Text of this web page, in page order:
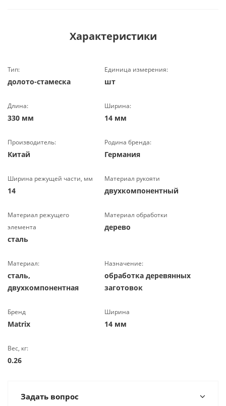
Характеристики
Тип:
долото-стамеска
Единица измерения:
шт
Длина:
330 мм
Ширина:
14 мм
Производитель:
Китай
Родина бренда:
Германия
Ширина режущей части, мм
14
Материал рукояти
двухкомпонентный
Материал режущего
элемента
сталь
Материал обработки
дерево
Материал:
сталь,
двухкомпонентная
Назначение:
обработка деревянных
заготовок
Бренд
Matrix
Ширина
14 мм
Вес, кг:
0.26
Задать вопрос